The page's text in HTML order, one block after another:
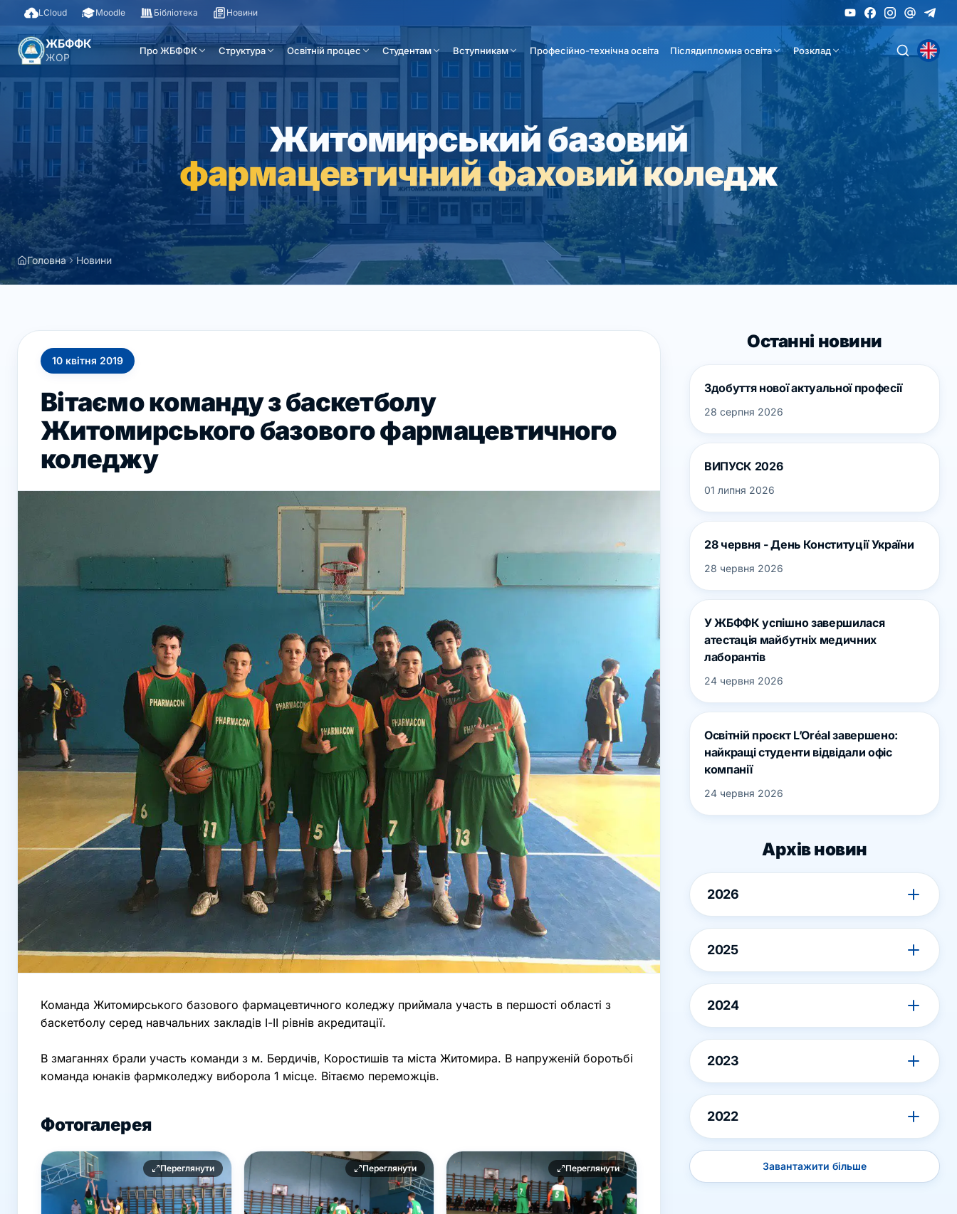
LCloud Moodle Бібліотека Новини
ЖБФФК
ЖОР
Про ЖБФФК Структура Освітній процес Студентам Вступникам Професійно-технічна освіта Післядипломна освіта Розклад
Житомирський базовий
фармацевтичний фаховий коледж
Головна Новини
10 квітня 2019
Вітаємо команду з баскетболу
Житомирського базового фармацевтичного
коледжу
Команда Житомирського базового фармацевтичного коледжу приймала участь в першості області з
баскетболу серед навчальних закладів І-ІІ рівнів акредитації.
В змаганнях брали участь команди з м. Бердичів, Коростишів та міста Житомира. В напруженій боротьбі
команда юнаків фармколеджу виборола 1 місце. Вітаємо переможців.
Фотогалерея
Переглянути Переглянути Переглянути
Останні новини
Здобуття нової актуальної професії
28 серпня 2026
ВИПУСК 2026
01 липня 2026
28 червня - День Конституції України
28 червня 2026
У ЖБФФК успішно завершилася
атестація майбутніх медичних
лаборантів
24 червня 2026
Освітній проєкт L’Oréal завершено:
найкращі студенти відвідали офіс
компанії
24 червня 2026
Архів новин
2026
2025
2024
2023
2022
Завантажити більше